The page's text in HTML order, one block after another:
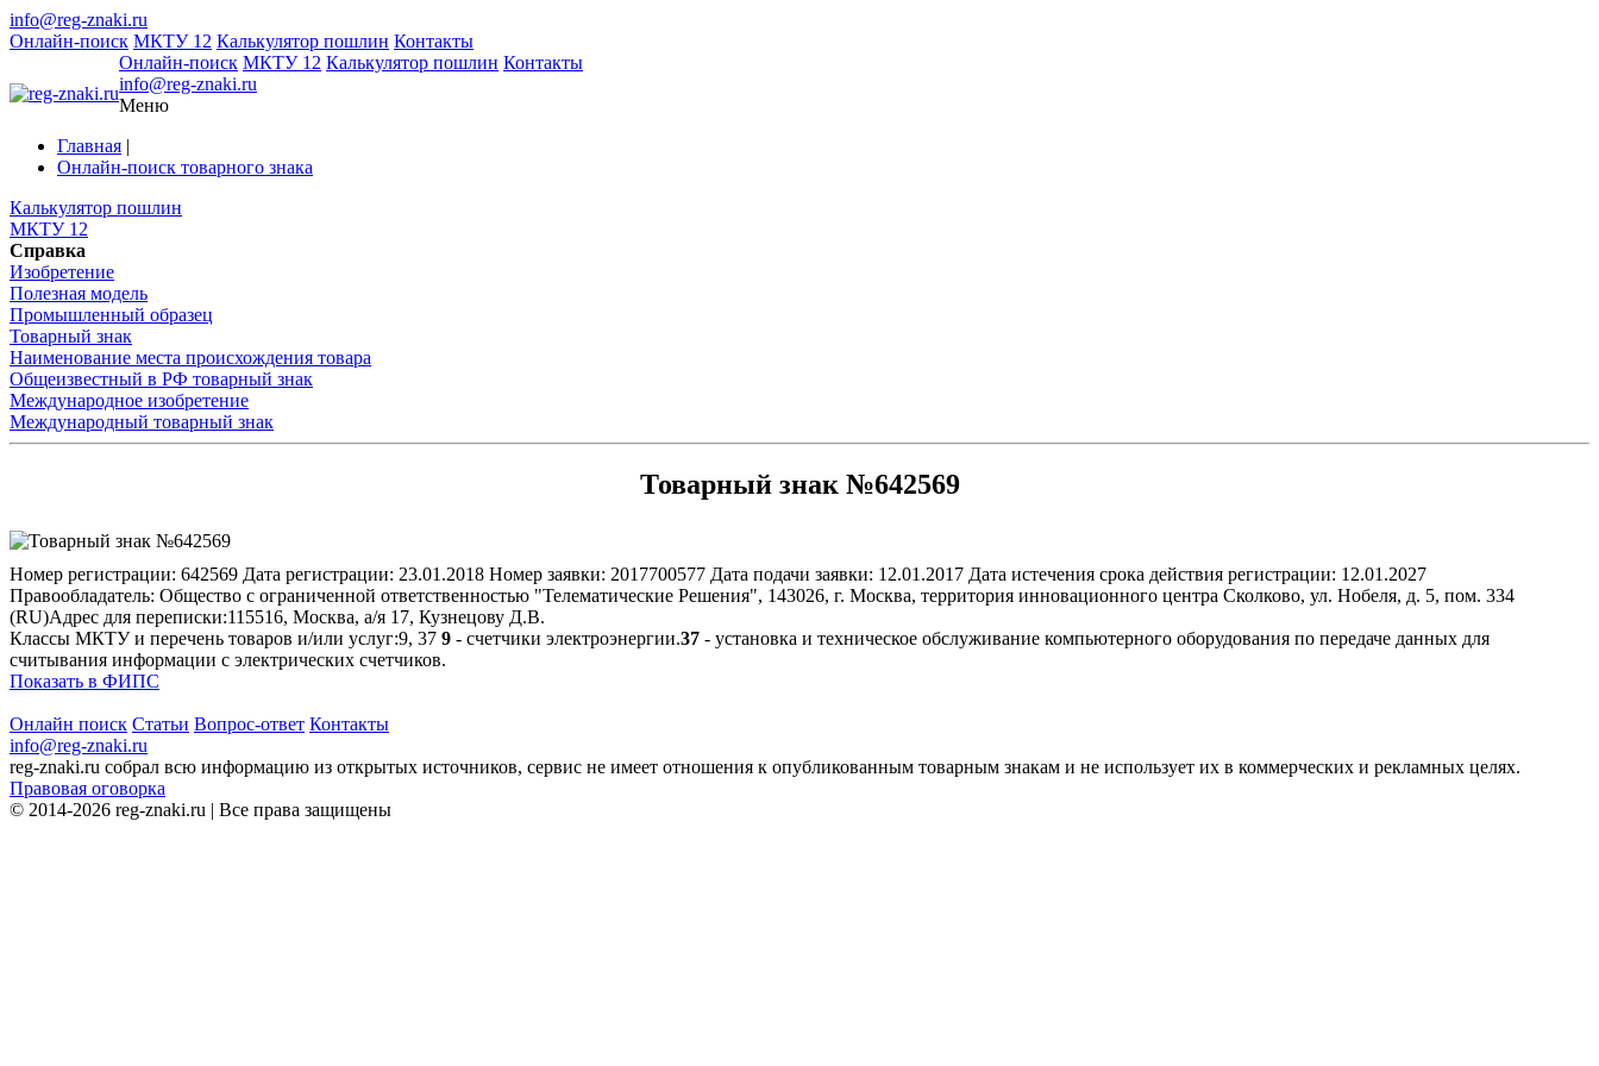
info@reg-znaki.ru
Онлайн-поиск МКТУ 12 Калькулятор пошлин Контакты
Онлайн-поиск МКТУ 12 Калькулятор пошлин Контакты
info@reg-znaki.ru
Меню
Главная |
Онлайн-поиск товарного знака
Калькулятор пошлин
МКТУ 12
Справка
Изобретение
Полезная модель
Промышленный образец
Товарный знак
Наименование места происхождения товара
Общеизвестный в РФ товарный знак
Международное изобретение
Международный товарный знак
Товарный знак №642569
Номер регистрации: 642569 Дата регистрации: 23.01.2018 Номер заявки: 2017700577 Дата подачи заявки: 12.01.2017 Дата истечения срока действия регистрации: 12.01.2027
Правообладатель: Общество с ограниченной ответственностью "Телематические Решения", 143026, г. Москва, территория инновационного центра Сколково, ул. Нобеля, д. 5, пом. 334
(RU)Адрес для переписки:115516, Москва, а/я 17, Кузнецову Д.В.
Классы МКТУ и перечень товаров и/или услуг:9, 37 9 - счетчики электроэнергии.37 - установка и техническое обслуживание компьютерного оборудования по передаче данных для
считывания информации с электрических счетчиков.
Показать в ФИПС
Онлайн поиск Статьи Вопрос-ответ Контакты
info@reg-znaki.ru
reg-znaki.ru собрал всю информацию из открытых источников, сервис не имеет отношения к опубликованным товарным знакам и не использует их в коммерческих и рекламных целях.
Правовая оговорка
© 2014-2026 reg-znaki.ru | Все права защищены